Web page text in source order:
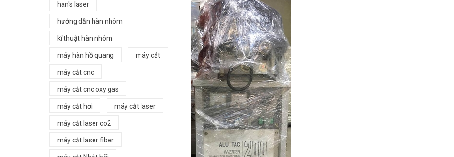
han's laser
hướng dẫn hàn nhôm
kĩ thuật hàn nhôm
máy hàn hồ quang máy cắt
máy cắt cnc
máy cắt cnc oxy gas
máy cắt hơi máy cắt laser
máy cắt laser co2
máy cắt laser fiber